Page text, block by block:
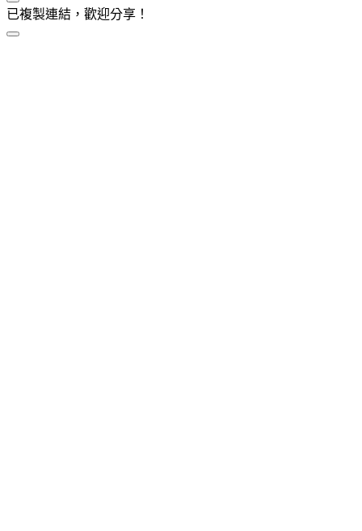
已複製連結，歡迎分享！